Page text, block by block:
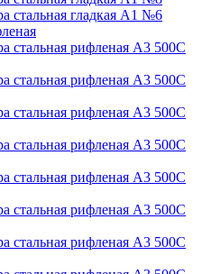
стальная гладкая А1 №6
стальная рифленая А3 500С
стальная рифленая А3 500С
стальная рифленая А3 500С
стальная рифленая А3 500С
стальная рифленая А3 500С
стальная рифленая А3 500С
стальная рифленая А3 500С